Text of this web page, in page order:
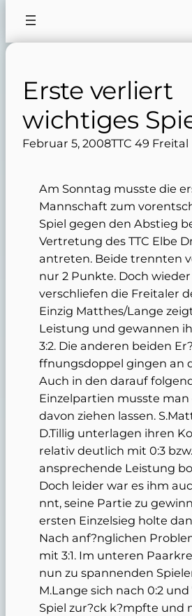
Erste verliert
wichtiges
Februar 5, 2008TTC 49 Freital
Am Sonntag musste die
Mannschaft zum
Spiel gegen den Abstieg
Vertretung des TTC Elbe
antreten. Beide trennten
nur 2 Punkte. Doch
verschliefen die Freitaler
Einzig Matthes/Lange
Leistung und gewannen
3:2. Die anderen beiden Er?
ffnungsdoppel gingen an
Auch in den darauf
Einzelpartien musste
davon ziehen lassen.
D.Tillig unterlagen ihren
relativ deutlich mit 0:3 bzw.
ansprechende Leistung
Doch leider war es ihm
nnt, seine Partie zu
ersten Einzelsieg holte
Nach anf?nglichen
mit 3:1. Im unteren
nun zu spannenden
M.Lange sich nach 0:2 und
Spiel zur?ck k?mpfte und